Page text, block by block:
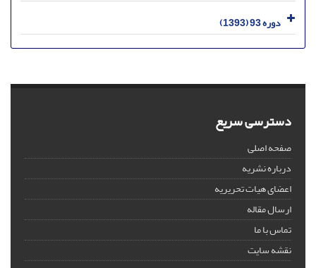
دوره 93 (1393)
دسترسی سریع
صفحه اصلی
درباره نشریه
اعضای هیات تحریریه
ارسال مقاله
تماس با ما
نقشه سایت